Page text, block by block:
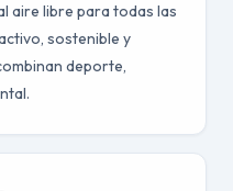
aire libre para todas las
sostenible y
deporte,